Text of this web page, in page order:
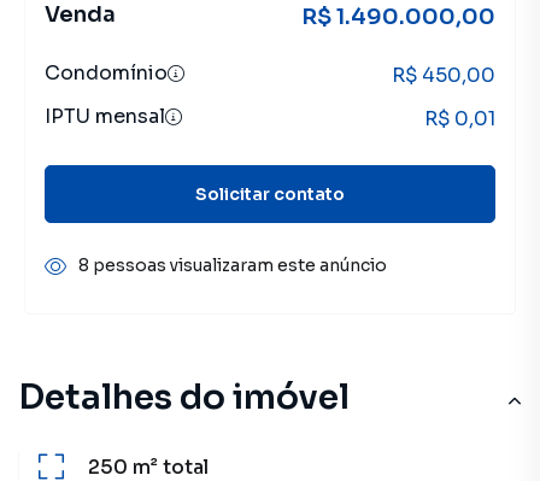
Detalhes do imóvel
250 m²total
Venda R$ 1.490.000,00
Condomínio
R$ 450,00
IPTU mensal
R$ 0,01
Solicitar contato
8 pessoas visualizaram este anúncio